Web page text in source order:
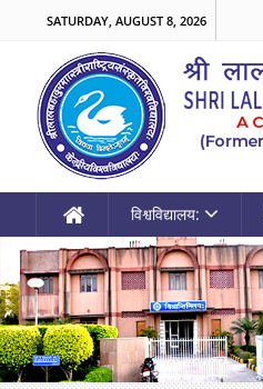
SATURDAY, AUGUST 8, 2026
विश्वविद्यालय: